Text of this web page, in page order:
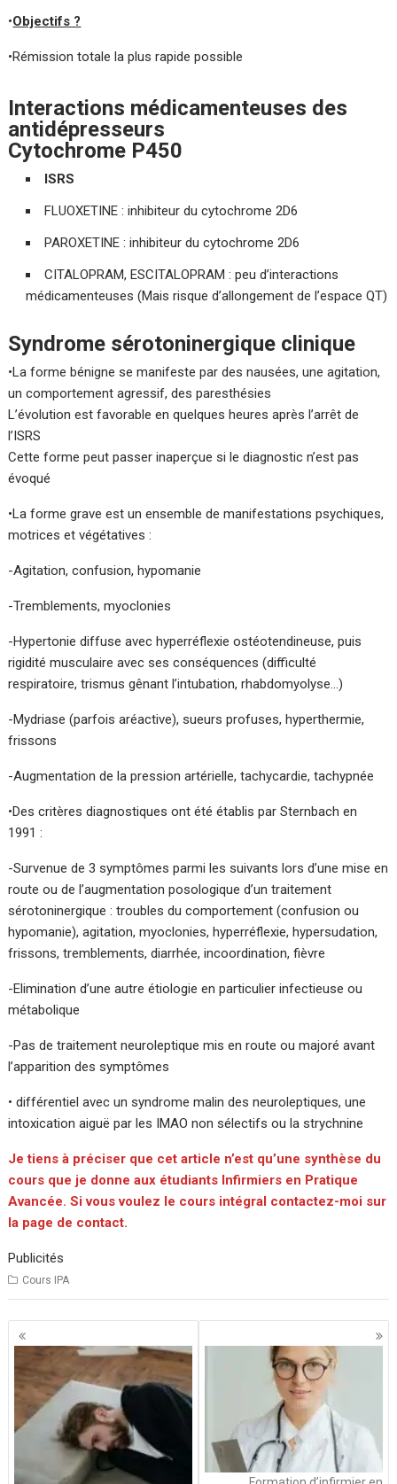
•Objectifs ?
•Rémission totale la plus rapide possible
Interactions médicamenteuses des
antidépresseurs
Cytochrome P450
ISRS
FLUOXETINE : inhibiteur du cytochrome 2D6
PAROXETINE : inhibiteur du cytochrome 2D6
CITALOPRAM, ESCITALOPRAM : peu d’interactions
médicamenteuses (Mais risque d’allongement de l’espace QT)
Syndrome sérotoninergique clinique
•La forme bénigne se manifeste par des nausées, une agitation,
un comportement agressif, des paresthésies
L’évolution est favorable en quelques heures après l’arrêt de
l’ISRS
Cette forme peut passer inaperçue si le diagnostic n’est pas
évoqué
•La forme grave est un ensemble de manifestations psychiques,
motrices et végétatives :
-Agitation, confusion, hypomanie
-Tremblements, myoclonies
-Hypertonie diffuse avec hyperréflexie ostéotendineuse, puis
rigidité musculaire avec ses conséquences (difficulté
respiratoire, trismus gênant l’intubation, rhabdomyolyse…)
-Mydriase (parfois aréactive), sueurs profuses, hyperthermie,
frissons
-Augmentation de la pression artérielle, tachycardie, tachypnée
•Des critères diagnostiques ont été établis par Sternbach en
1991 :
-Survenue de 3 symptômes parmi les suivants lors d’une mise en
route ou de l’augmentation posologique d’un traitement
sérotoninergique : troubles du comportement (confusion ou
hypomanie), agitation, myoclonies, hyperréflexie, hypersudation,
frissons, tremblements, diarrhée, incoordination, fièvre
-Elimination d’une autre étiologie en particulier infectieuse ou
métabolique
-Pas de traitement neuroleptique mis en route ou majoré avant
l’apparition des symptômes
• différentiel avec un syndrome malin des neuroleptiques, une
intoxication aiguë par les IMAO non sélectifs ou la strychnine
Je tiens à préciser que cet article n’est qu’une synthèse du
cours que je donne aux étudiants Infirmiers en Pratique
Avancée. Si vous voulez le cours intégral contactez-moi sur
la page de contact.
Publicités
Cours IPA
Navigation
des
articles